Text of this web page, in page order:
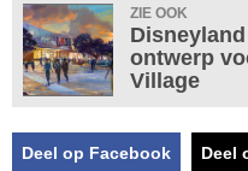
ZIE OOK
ontwerp
Village
Deel op Facebook Deel